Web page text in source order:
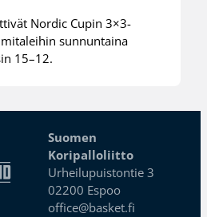
Nordic Cupin 3×3-
sunnuntaina
15–12.
Suomen
Koripalloliitto
Urheilupuistontie 3
02200 Espoo
office@basket.fi